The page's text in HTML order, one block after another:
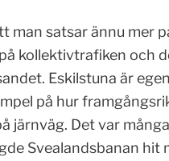
man satsar ännu mer
kollektivtrafiken och
Eskilstuna är
på hur
järnväg. Det var
Svealandsbanan hit